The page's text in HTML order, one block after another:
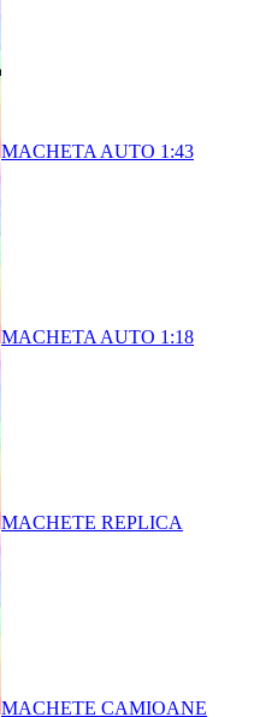
MACHETA AUTO 1:43
MACHETA AUTO 1:18
MACHETE REPLICA
MACHETE CAMIOANE